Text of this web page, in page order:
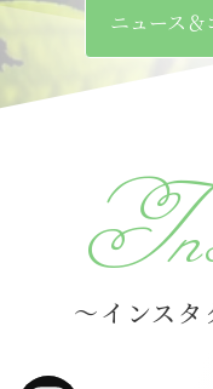
ニュース＆
～インス